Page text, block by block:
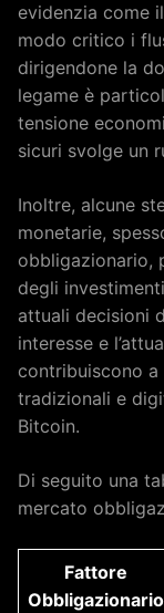
evidenzia come
modo critico i
dirigendone la
legame è
tensione
sicuri svolge un
Inoltre, alcune
monetarie,
obbligazionario,
degli
attuali decisioni
interesse e
contribuiscono
tradizionali e
Bitcoin.
Di seguito una
mercato
Fattore
Obbligazionario